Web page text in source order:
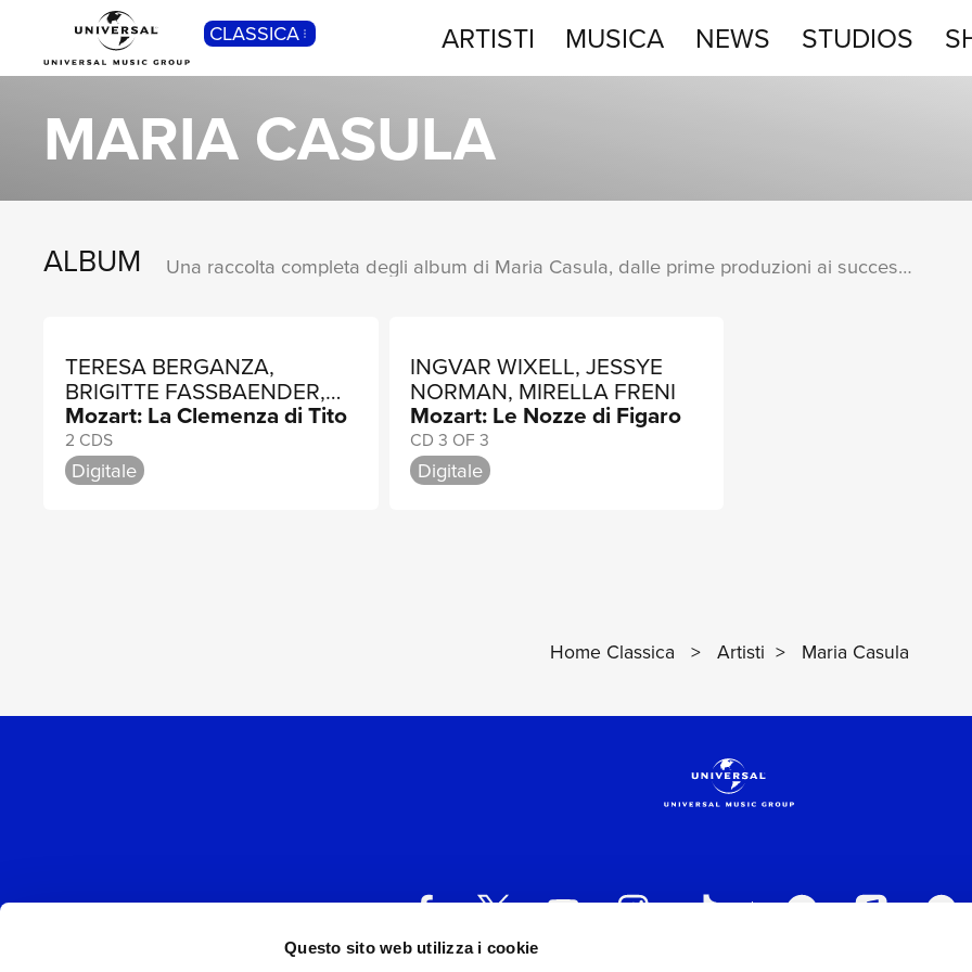
Questo sito web utilizza i cookie
CLASSICA ARTISTI MUSICA NEWS STUDIOS
MARIA CASULA
ALBUM Una raccolta completa degli album di Maria Casula, dalle prime produzioni ai successi più recenti.
TERESA BERGANZA,
BRIGITTE FASSBAENDER,
MARIA CASULA
Mozart: La Clemenza di Tito
2 CDS
Digitale
INGVAR WIXELL, JESSYE
NORMAN, MIRELLA FRENI
Mozart: Le Nozze di Figaro
CD 3 OF 3
Digitale
Home Classica > Artisti > Maria Casula
POP
Cantautori, Dance...
STUDIOS
SHOP